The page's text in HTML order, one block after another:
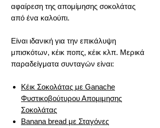
αφαίρεση της απομίμησης σοκολάτας
από ένα καλούπι.
Είναι ιδανική για την επικάλυψη
μπισκότων, κέικ ποπς, κέικ κλπ. Μερικά
παραδείγματα συνταγών είναι:
Κέικ Σοκολάτας με Ganache
Φυστικοβούτυρου Απομιμησης
Σοκολάτας
Banana bread με Σταγόνες